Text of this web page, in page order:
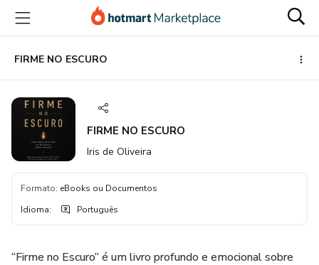
para
conteúdo
principal
para
pagamento
para
rodapé
FIRME NO ESCURO
FIRME NO ESCURO
Iris de Oliveira
Formato: eBooks ou Documentos
Idioma: Português
“Firme no Escuro” é um livro profundo e emocional sobre